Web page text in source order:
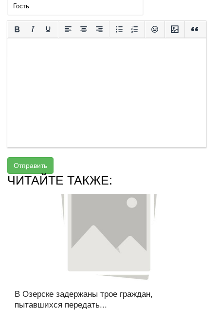
Отправить
ЧИТАЙТЕ ТАКЖЕ:
В Озерске задержаны трое граждан,
пытавшихся передать...